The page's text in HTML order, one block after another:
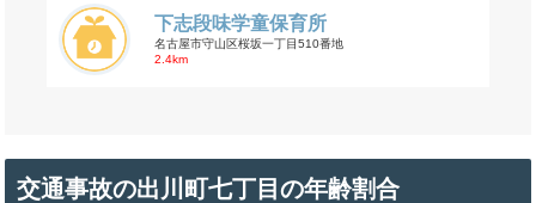
下志段味学童保育所
名古屋市守山区桜坂一丁目510番地
2.4km
交通事故の出川町七丁目の年齢割合